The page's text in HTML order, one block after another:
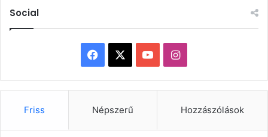
Social
Facebook YouTubeInstagram
Friss Népszerű Hozzászólások